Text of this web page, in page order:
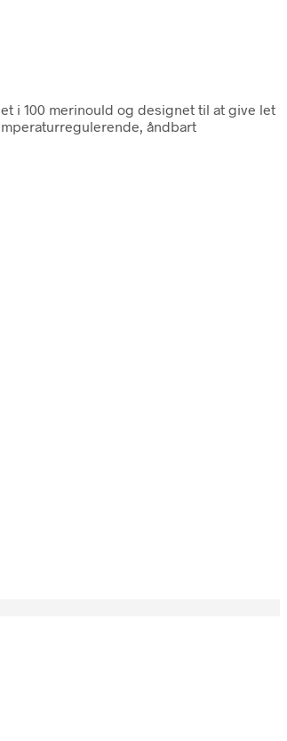
i 100 merinould og designet til at give let
åndbart